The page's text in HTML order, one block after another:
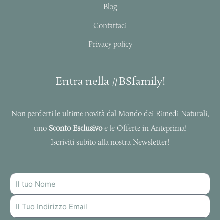
Blog
Contattaci
Privacy policy
Entra nella #BSfamily!
Non perderti le ultime novità dal Mondo dei Rimedi Naturali,
uno Sconto Esclusivoe le Offerte in Anteprima!
Iscriviti subito alla nostra Newsletter!
NOME
INDIRIZZO
MAIL